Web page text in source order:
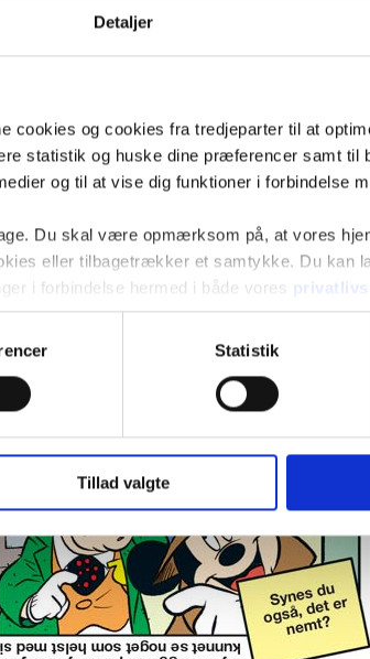
Detaljer
cookies og cookies fra tredjeparter til at
statistik og huske dine præferencer samt til
og til at vise dig funktioner i forbindelse
Du skal være opmærksom på, at vores
eller tilbagetrækker et samtykke. Du kan
i forbindelse hermed i både vores
Statistik
Tillad valgte